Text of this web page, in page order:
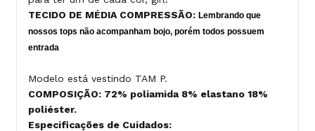
TECIDO DE MÉDIA COMPRESSÃO: Lembrando que
nossos tops não acompanham bojo, porém todos possuem
entrada
Modelo está vestindo TAM P.
COMPOSIÇÃO: 72% poliamida 8% elastano 18%
poliéster.
Especificações de Cuidados: